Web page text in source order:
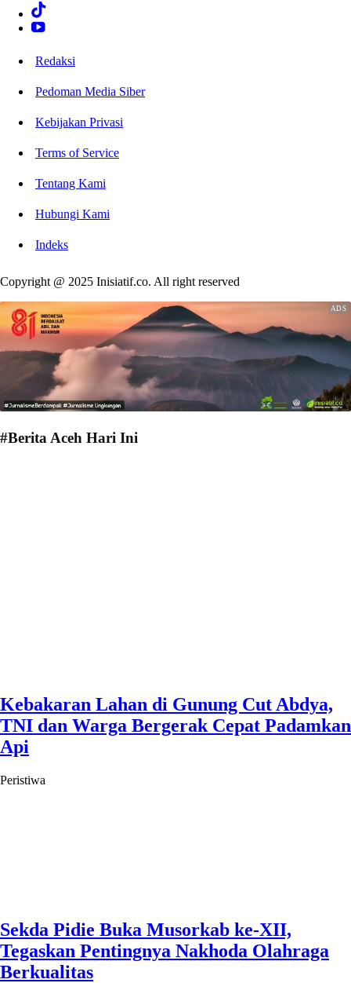
Redaksi
Pedoman Media Siber
Kebijakan Privasi
Terms of Service
Tentang Kami
Hubungi Kami
Indeks
Copyright @ 2025 Inisiatif.co. All right reserved
#Berita Aceh Hari Ini
Kebakaran Lahan di Gunung Cut Abdya,
TNI dan Warga Bergerak Cepat Padamkan
Api
Peristiwa
Sekda Pidie Buka Musorkab ke-XII,
Tegaskan Pentingnya Nakhoda Olahraga
Berkualitas